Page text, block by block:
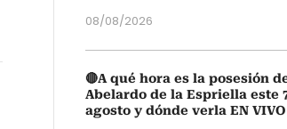
08/08/2026
🔴A qué hora es la posesión
Abelardo de la Espriella este
agosto y dónde verla EN VIVO